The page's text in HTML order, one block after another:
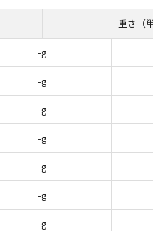
重さ（
-g
-g
-g
-g
-g
-g
-g